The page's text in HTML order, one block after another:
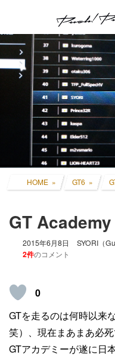
ン
ツ
へ
ー
シ
ョ
HOME GT6
GT
2015年6月8日 SYORI（
2件のコメント
0
GTを走るのは何時以来
笑）、現在まあまあ必死
GTアカデミーが遂に日